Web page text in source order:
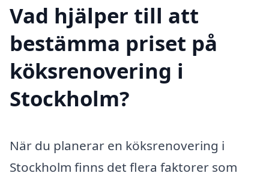
Vad hjälper till att
bestämma priset på
köksrenovering i
Stockholm?
När du planerar en köksrenovering i
Stockholm finns det flera faktorer som